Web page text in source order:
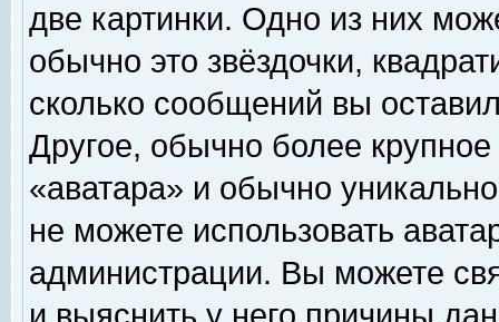
две картинки. Одно из них
обычно это звёздочки,
сколько сообщений вы
Другое, обычно более
«аватара» и обычно
не можете использовать
администрации. Вы можете